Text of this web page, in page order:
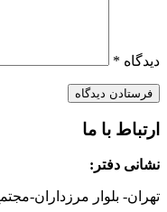
دیدگاه *
ارتباط با ما
نشانی دفتر:
تهران- بلوار مرزداران-